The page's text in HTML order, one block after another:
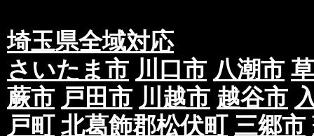
埼玉県全域対応
さいたま市 川口市 八潮市
蕨市 戸田市 川越市 越谷市
戸町 北葛飾郡松伏町 三郷市